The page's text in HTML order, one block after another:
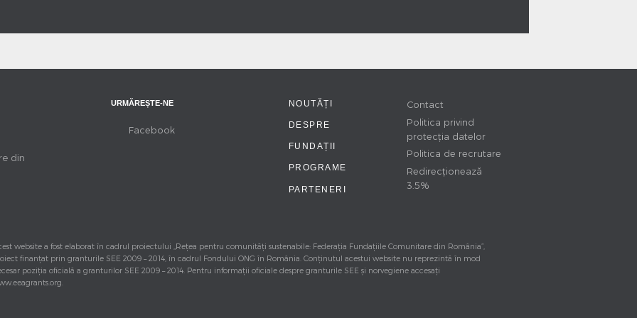
din
URMĂREȘTE-NE
Facebook
NOUTĂȚI
DESPRE
FUNDAȚII
PROGRAME
PARTENERI
Contact
Politica privind
protecția datelor
Politica de recrutare
Redirecționează
3.5%
website a fost elaborat în cadrul proiectului „Rețea pentru comunități sustenabile: Federația Fundațiile Comunitare din România”,
finanţat prin granturile SEE 2009 – 2014, în cadrul Fondului ONG în România. Conţinutul acestui website nu reprezintă în mod
poziţia oficială a granturilor SEE 2009 – 2014. Pentru informaţii oficiale despre granturile SEE şi norvegiene accesaţi